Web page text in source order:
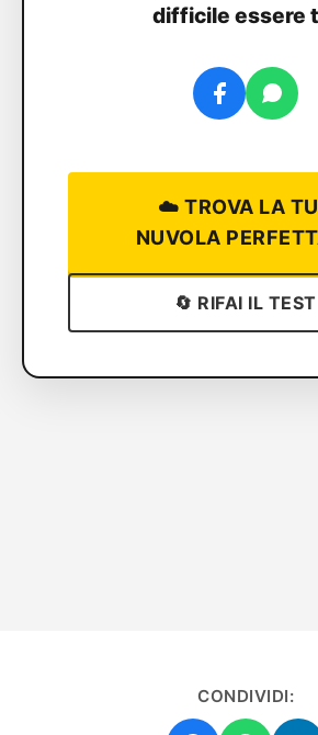
difficile essere
☁️ TROVA LA
NUVOLA
🔄 RIFAI IL TEST
CONDIVIDI: